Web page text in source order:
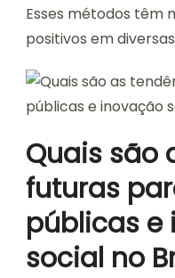
Esses métodos têm
positivos em
Quais são
futuras
públicas e
social no